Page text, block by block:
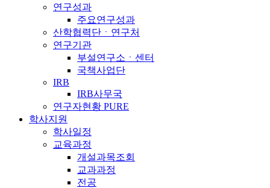
연구성과
주요연구성과
산학협력단ㆍ연구처
연구기관
부설연구소ㆍ센터
국책사업단
IRB
IRB사무국
연구자현황 PURE
학사지원
학사일정
교육과정
개설과목조회
교과과정
전공